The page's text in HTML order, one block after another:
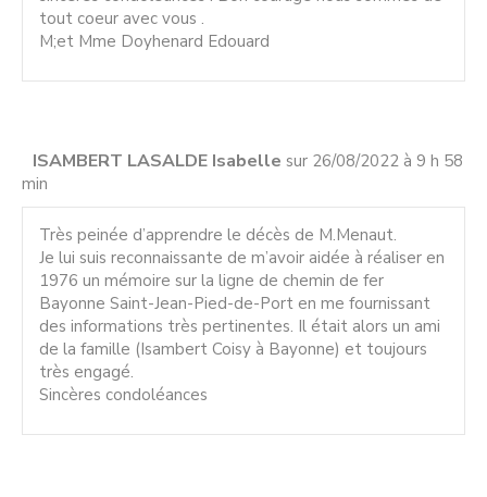
tout coeur avec vous .
M;et Mme Doyhenard Edouard
ISAMBERT LASALDE Isabelle sur 26/08/2022 à 9 h 58
min
Très peinée d’apprendre le décès de M.Menaut.
Je lui suis reconnaissante de m’avoir aidée à réaliser en
1976 un mémoire sur la ligne de chemin de fer
Bayonne Saint-Jean-Pied-de-Port en me fournissant
des informations très pertinentes. Il était alors un ami
de la famille (Isambert Coisy à Bayonne) et toujours
très engagé.
Sincères condoléances